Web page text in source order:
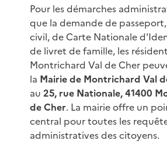
Pour les démarches
que la demande de
civil, de Carte Nationale
de livret de famille, les
Montrichard Val de Cher
la Mairie de Montrichard Val
au 25, rue Nationale, 41400
de Cher. La mairie offre un
central pour toutes les
administratives des citoyens.